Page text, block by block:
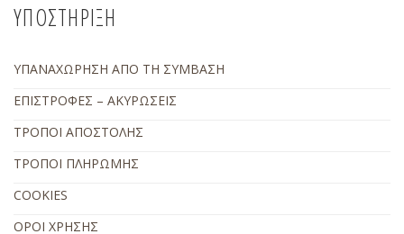
ΥΠΟΣΤΗΡΙΞΗ
ΥΠΑΝΑΧΩΡΗΣΗ ΑΠΟ ΤΗ ΣΥΜΒΑΣΗ
ΕΠΙΣΤΡΟΦΕΣ – ΑΚΥΡΩΣΕΙΣ
ΤΡΟΠΟΙ ΑΠΟΣΤΟΛΗΣ
ΤΡΟΠΟΙ ΠΛΗΡΩΜΗΣ
COOKIES
ΟΡΟΙ ΧΡΗΣΗΣ